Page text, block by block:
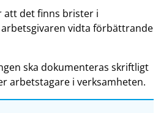
att det finns brister i
vidta förbättrande
ska dokumenteras skriftligt
arbetstagare i verksamheten.